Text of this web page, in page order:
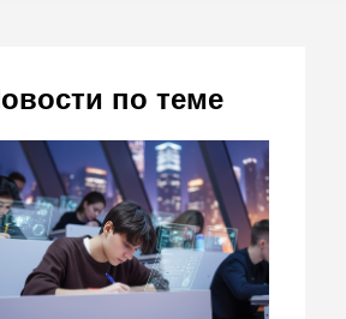
по теме